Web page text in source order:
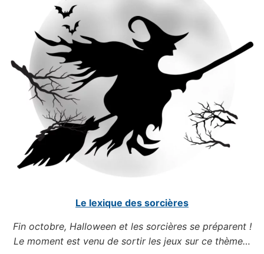
Le lexique des sorcières
Fin octobre, Halloween et les sorcières se préparent !
Le moment est venu de sortir les jeux sur ce thème…